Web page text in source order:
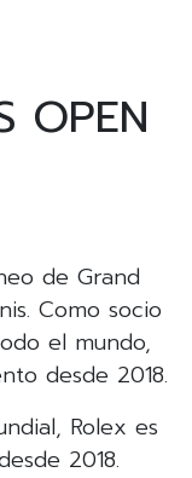
OPEN
de Grand
Como socio
el mundo,
desde 2018.
Rolex es
2018.